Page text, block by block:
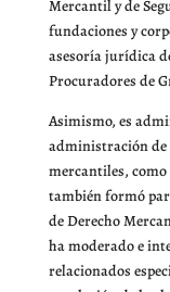
Mercantil y de
fundaciones y
asesoría jurídica
Procuradores de
Asimismo, es
administración de
mercantiles, como
también formó
de Derecho
ha moderado e
relacionados